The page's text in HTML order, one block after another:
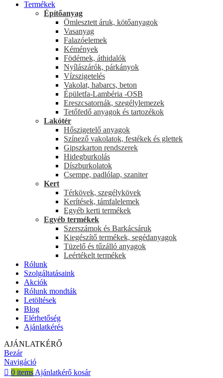
Termékek
Építőanyag
Ömlesztett áruk, kötőanyagok
Vasanyag
Falazóelemek
Kémények
Födémek, áthidalók
Nyílászárók, párkányok
Vízszigetelés
Vakolat, habarcs, beton
Épületfa-Lambéria -OSB
Ereszcsatornák, szegélylemezek
Tetőfedő anyagok és tartozékok
Lakótér
Hőszigetelő anyagok
Színező vakolatok, festékek és glettek
Gipszkarton rendszerek
Hidegburkolás
Díszburkolatok
Csempe, padlólap, szaniter
Kert
Térkövek, szegélykövek
Kerítések, támfalelemek
Egyéb kerti termékek
Egyéb termékek
Szerszámok és Barkácsáruk
Kiegészítő termékek, segédanyagok
Tüzelő és tűzálló anyagok
Leértékelt termékek
Rólunk
Szolgáltatásaink
Akciók
Rólunk mondták
Letöltések
Blog
Elérhetőség
Ajánlatkérés
AJÁNLATKÉRŐ
Bezár
Navigáció
0 items Ajánlatkérő kosár